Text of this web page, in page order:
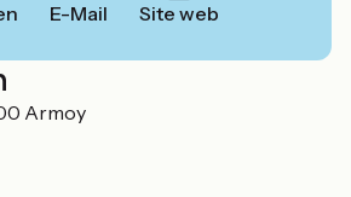
E-Mail Site web
Armoy